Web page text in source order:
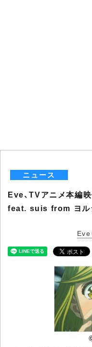
ニュース
Eve、TVアニメ本編
feat. suis from ヨル
Eve